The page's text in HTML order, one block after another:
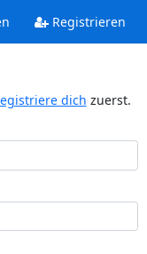
Registrieren
dich zuerst.